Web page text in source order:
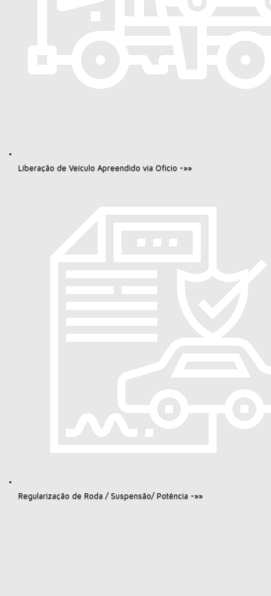
Liberação de Veículo Apreendido via Ofício -»»
Regularização de Roda / Suspensão/ Potência -»»